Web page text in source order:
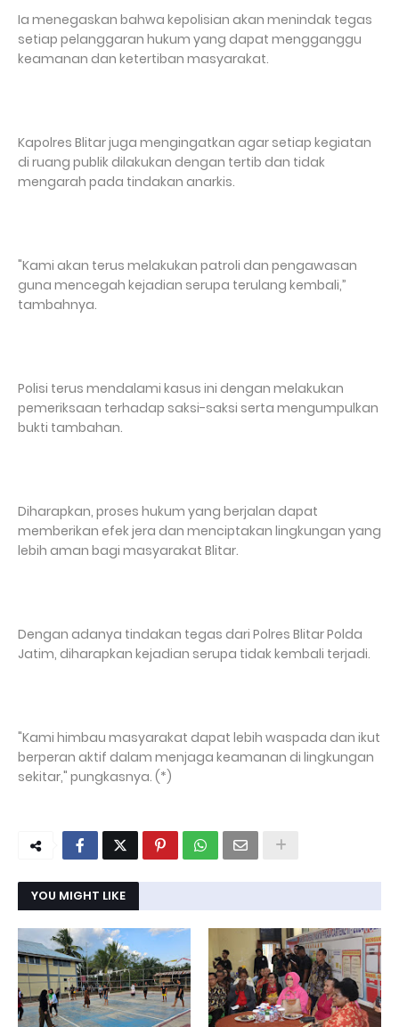
Ia menegaskan bahwa kepolisian akan menindak tegas
setiap pelanggaran hukum yang dapat mengganggu
keamanan dan ketertiban masyarakat.
Kapolres Blitar juga mengingatkan agar setiap kegiatan
di ruang publik dilakukan dengan tertib dan tidak
mengarah pada tindakan anarkis.
"Kami akan terus melakukan patroli dan pengawasan
guna mencegah kejadian serupa terulang kembali,”
tambahnya.
Polisi terus mendalami kasus ini dengan melakukan
pemeriksaan terhadap saksi-saksi serta mengumpulkan
bukti tambahan.
Diharapkan, proses hukum yang berjalan dapat
memberikan efek jera dan menciptakan lingkungan yang
lebih aman bagi masyarakat Blitar.
Dengan adanya tindakan tegas dari Polres Blitar Polda
Jatim, diharapkan kejadian serupa tidak kembali terjadi.
"Kami himbau masyarakat dapat lebih waspada dan ikut
berperan aktif dalam menjaga keamanan di lingkungan
sekitar," pungkasnya. (*)
YOU MIGHT LIKE